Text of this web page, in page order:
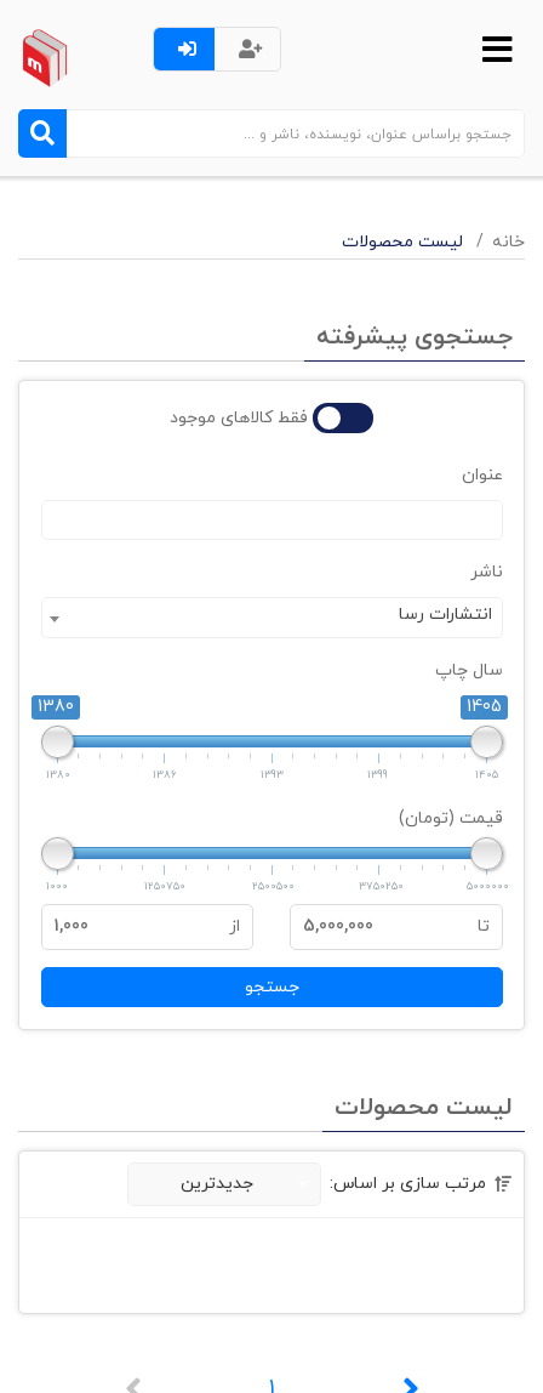
خانه لیست محصولات
جستجوی پیشرفته
فقط کالاهای موجود
عنوان
ناشر
انتشارات رسا
سال چاپ
1380
1405
1380 1386 1393 1399 1405
قیمت (تومان)
1000 1250750 2500500 3750250 5000000
تا 5,000,000 از 1,000
جستجو
لیست محصولات
مرتب سازی بر اساس: جدیدترین